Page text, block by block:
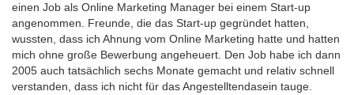
einen Job als Online Marketing Manager bei einem Start-­up
angenommen. Freunde, die das Start-­up gegründet hatten,
wussten, dass ich Ahnung vom Online Marketing hatte und hatten
mich ohne große Bewerbung angeheuert. Den Job habe ich dann
2005 auch tatsächlich sechs Monate gemacht und relativ schnell
verstanden, dass ich nicht für das Angestelltendasein tauge.